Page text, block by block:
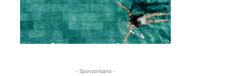
- Sponzorisano -